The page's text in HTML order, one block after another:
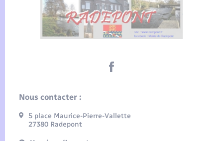
Nous contacter :
5 place Maurice-Pierre-Vallette
27380 Radepont